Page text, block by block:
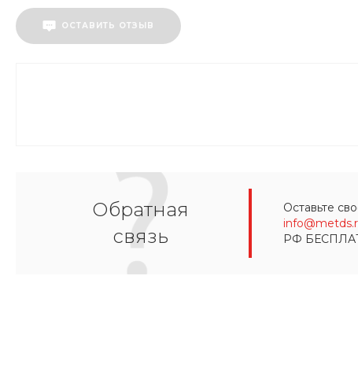
ОСТАВИТЬ ОТЗЫВ
Обратная
связь
Оставьте
РФ